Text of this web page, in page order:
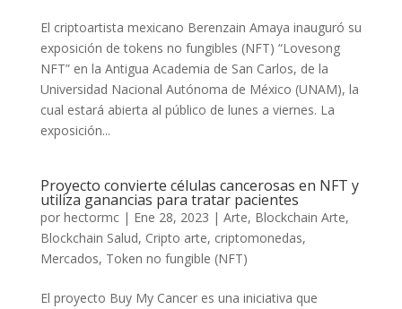
El criptoartista mexicano Berenzain Amaya inauguró su
exposición de tokens no fungibles (NFT) “Lovesong
NFT” en la Antigua Academia de San Carlos, de la
Universidad Nacional Autónoma de México (UNAM), la
cual estará abierta al público de lunes a viernes. La
exposición...
Proyecto convierte células cancerosas en NFT y
utiliza ganancias para tratar pacientes
por hectormc| Ene 28, 2023 | Arte, Blockchain Arte,
Blockchain Salud, Cripto arte, criptomonedas,
Mercados, Token no fungible (NFT)
El proyecto Buy My Cancer es una iniciativa que